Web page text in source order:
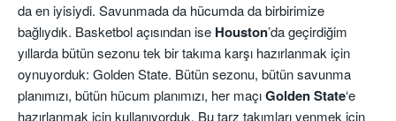
da en iyisiydi. Savunmada da hücumda da birbirimize
bağlıydık. Basketbol açısından ise Houston’da geçirdiğim
yıllarda bütün sezonu tek bir takıma karşı hazırlanmak için
oynuyorduk: Golden State. Bütün sezonu, bütün savunma
planımızı, bütün hücum planımızı, her maçıGoldenState‘e
hazırlanmak için kullanıyorduk. Bu tarz takımları yenmek için